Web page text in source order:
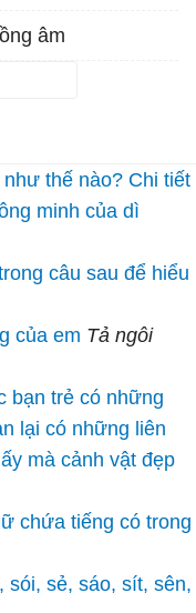
âm
thế nào? Chi tiết
minh của dì
câu sau để hiểu
của em Tả ngôi
bạn trẻ có những
lại có những liên
mà cảnh vật đẹp
chứa tiếng có trong
sói, sẻ, sáo, sít, sên,